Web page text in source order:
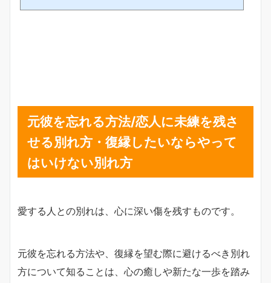
元彼を忘れる方法/恋人に未練を残さ
せる別れ方・復縁したいならやって
はいけない別れ方
愛する人との別れは、心に深い傷を残すものです。
元彼を忘れる方法や、復縁を望む際に避けるべき別れ
方について知ることは、心の癒しや新たな一歩を踏み